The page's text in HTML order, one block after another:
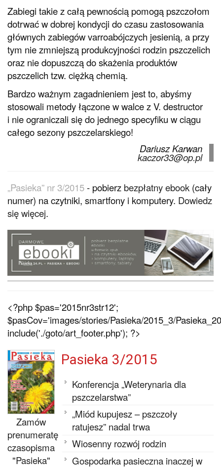
Zabiegi takie z całą pewnością pomogą pszczołom
dotrwać w dobrej kondycji do czasu zastosowania
głównych zabiegów varroabójczych jesienią, a przy
tym nie zmniejszą produkcyjności rodzin pszczelich
oraz nie dopuszczą do skażenia produktów
pszczelich tzw. ciężką chemią.
Bardzo ważnym zagadnieniem jest to, abyśmy
stosowali metody łączone w walce z V. destructor
i nie ograniczali się do jednego specyfiku w ciągu
całego sezony pszczelarskiego!
Dariusz Karwan
kaczor33@op.pl
„Pasieka” nr 3/2015- pobierz bezpłatny ebook (cały
numer) na czytniki, smartfony i komputery. Dowiedz
się więcej.
<?php $pas='2015nr3str12';
$pasCov='images/stories/Pasieka/2015_3/
include('./goto/art_footer.php'); ?>
Zamów
prenumeratę
czasopisma
"Pasieka"
Pasieka 3/2015
Konferencja „Weterynaria dla
pszczelarstwa”
„Miód kupujesz – pszczoły
ratujesz” nadal trwa
Wiosenny rozwój rodzin
Gospodarka pasieczna inaczej w